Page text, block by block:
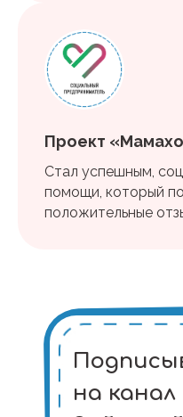
Проект
Стал успешным,
помощи, который
положительные
на